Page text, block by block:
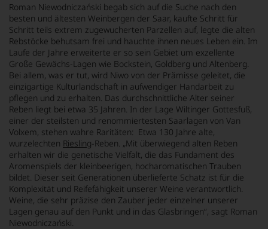
Roman Niewodniczański begab sich auf die Suche nach den
besten und ältesten Weinbergen der Saar, kaufte Schritt für
Schritt teils extrem zugewucherten Parzellen auf, legte die alten
Rebstöcke behutsam frei und hauchte ihnen neues Leben ein. Im
Laufe der Jahre erweiterte er so sein Gebiet um exzellente
Große Gewächs-Lagen wie Bockstein, Goldberg und Altenberg.
Bei allem, was er tut, wird Niwo von der Prämisse geleitet, die
einzigartige Kulturlandschaft in aufwendiger Handarbeit zu
pflegen und zu erhalten. Das durchschnittliche Alter seiner
Reben liegt bei etwa 35 Jahren. In der Lage Wiltinger Gottesfuß,
einer der steilsten und renommiertesten Saarlagen von Van
Volxem, stehen wahre Raritäten: Etwa 130 Jahre alte,
wurzelechten Riesling-Reben. „Mit überwiegend alten Reben
erhalten wir die genetische Vielfalt, die das Fundament des
Aromenspiels der kleinbeerigen, hocharomatischen Trauben
bildet. Dieser seit Generationen überlieferte Schatz ist für die
Komplexität und Reifefähigkeit unserer Weine verantwortlich.
Weine, die sehr präzise den Zauber jeder einzelner unserer
Lagen genau auf den Punkt und in das Glasbringen“, sagt Roman
Niewodniczański.